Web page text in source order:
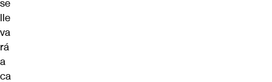
se
lle
va
rá
a
ca